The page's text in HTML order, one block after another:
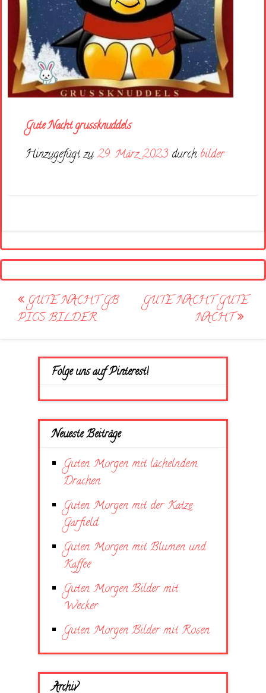
Gute Nacht grussknuddels
Hinzugefügt zu29. März 2023 durch bilder
Post
navigation
GUTE NACHT GB
PICS BILDER
GUTE NACHT GUTE
NACHT
Folge uns auf Pinterest!
Neueste Beiträge
Guten Morgen mit lächelndem
Drachen
Guten Morgen mit der Katze
Garfield
Guten Morgen mit Blumen und
Kaffee
Guten Morgen Bilder mit
Wecker
Guten Morgen Bilder mit Rosen
Archiv